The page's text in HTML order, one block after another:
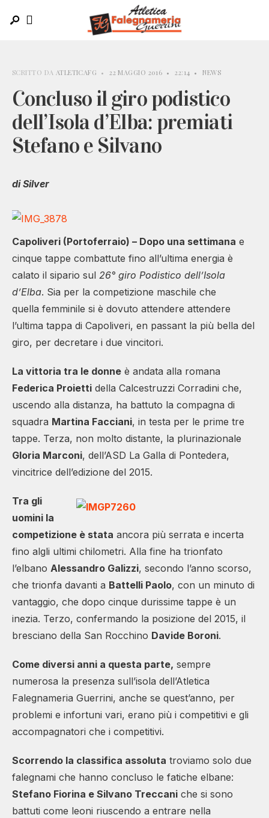
SCRITTO DA ATLETICAFG • 22 MAGGIO 2016 • 22:14 • NEWS
Concluso il giro podistico
dell’Isola d’Elba: premiati
Stefano e Silvano
di Silver
Capoliveri (Portoferraio) – Dopo una settimana e
cinque tappe combattute fino all’ultima energia è
calato il sipario sul 26° giro Podistico dell’Isola
d’Elba. Sia per la competizione maschile che
quella femminile si è dovuto attendere attendere
l’ultima tappa di Capoliveri, en passant la più bella del
giro, per decretare i due vincitori.
La vittoria tra le donne è andata alla romana
Federica Proietti della Calcestruzzi Corradini che,
uscendo alla distanza, ha battuto la compagna di
squadra Martina Facciani, in testa per le prime tre
tappe. Terza, non molto distante, la plurinazionale
Gloria Marconi, dell’ASD La Galla di Pontedera,
vincitrice dell’edizione del 2015.
Tra gli
uomini la
competizione è stata ancora più serrata e incerta
fino algli ultimi chilometri. Alla fine ha trionfato
l’elbano Alessandro Galizzi, secondo l’anno scorso,
che trionfa davanti a Battelli Paolo, con un minuto di
vantaggio, che dopo cinque durissime tappe è un
inezia. Terzo, confermando la posizione del 2015, il
bresciano della San Rocchino Davide Boroni.
Come diversi anni a questa parte, sempre
numerosa la presenza sull’isola dell’Atletica
Falegnameria Guerrini, anche se quest’anno, per
problemi e infortuni vari, erano più i competitivi e gli
accompagnatori che i competitivi.
Scorrendo la classifica assoluta troviamo solo due
falegnami che hanno concluso le fatiche elbane:
Stefano Fiorina e Silvano Treccani che si sono
battuti come leoni riuscendo a entrare nella